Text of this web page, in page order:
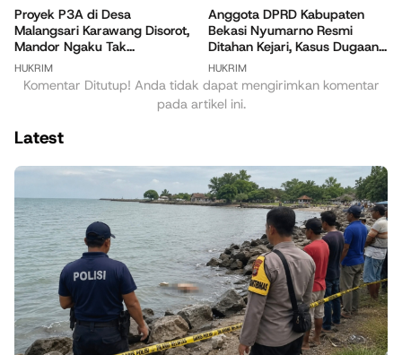
Proyek P3A di Desa
Malangsari Karawang Disorot,
Mandor Ngaku Tak...
HUKRIM
Anggota DPRD Kabupaten
Bekasi Nyumarno Resmi
Ditahan Kejari, Kasus Dugaan...
HUKRIM
Komentar Ditutup! Anda tidak dapat mengirimkan komentar
pada artikel ini.
Latest